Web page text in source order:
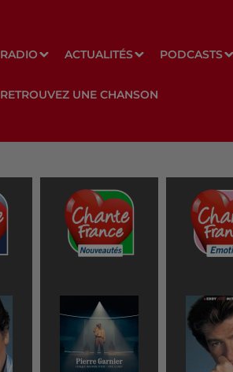
RADIO ACTUALITÉS PODCASTS
RETROUVEZ UNE CHANSON